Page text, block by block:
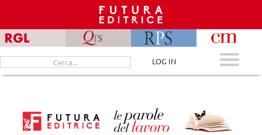
content
Cerca
per:
LOG IN